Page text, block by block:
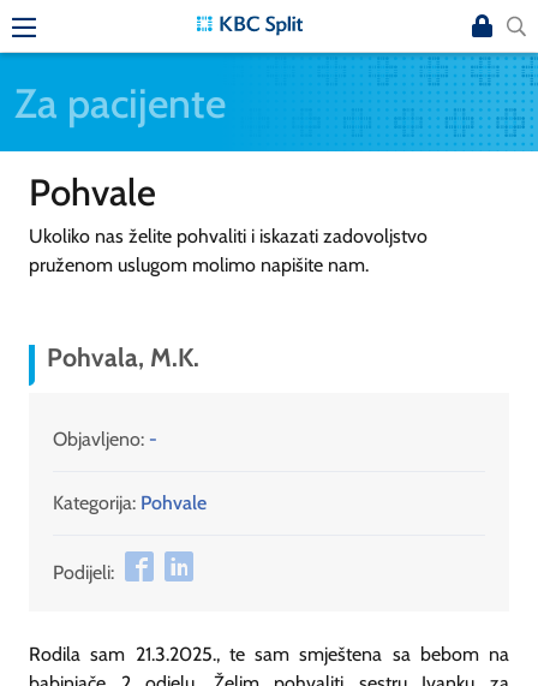
Za pacijente
Pohvale
Ukoliko nas želite pohvaliti i iskazati zadovoljstvo
pruženom uslugom molimo napišite nam.
Pohvala, M.K.
Objavljeno: -
Kategorija: Pohvale
Podijeli:
Rodila sam 21.3.2025., te sam smještena sa bebom na